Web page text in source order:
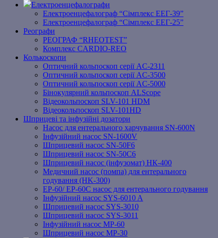
Електроенцефалографи
Електроенцефалограф “Сімплекс ЕЕГ-39”
Електроенцефалограф “Сімплекс ЕЕГ-25”
Реографи
РЕОГРАФ “RHEOTEST”
Комплекс CARDIO-REO
Колькоскопи
Оптичний кольпоскоп серії AC-2311
Оптичний кольпоскоп серії AC-3500
Оптичний кольпоскоп серії AC-5000
Бінокулярний кольпоскоп ALScope
Відеокольпоскоп SLV-101 HDM
Відеокольпоскоп SLV-101HD
Шприцеві та інфузійні дозатори
Насос для ентерального харчування SN-600N
Інфузійний насос SN-1600V
Шприцевий насос SN-50F6
Шприцевий насос SN-50C6
Шприцевий насос (інфузомат) НК-400
Медичний насос (помпа) для ентерального
годування (HK-300)
EP-60/ EP-60C насос для ентерального годування
Інфузійний насос SYS-6010 A
Шприцевий насос SYS-3010
Шприцевий насос SYS-3011
Інфузійний насос MP-60
Шприцевий насос MP-30